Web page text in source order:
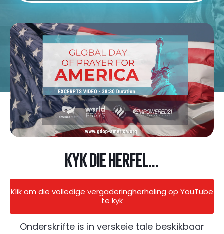
KYK DIE HERFEL...
Klik om die volledige vergaderingherhaling op YouTube
te kyk
Onderskrifte is in verskeie tale beskikbaar